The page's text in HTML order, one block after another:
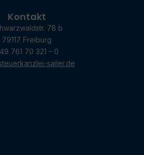
Kontakt
78 b
79117 Freiburg
761 70 321 – 0
sailer.de